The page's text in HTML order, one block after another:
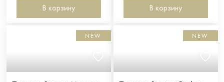
В корзину В корзину
NEW NEW